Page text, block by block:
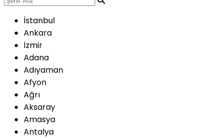
İstanbul
Ankara
İzmir
Adana
Adıyaman
Afyon
Ağrı
Aksaray
Amasya
Antalya